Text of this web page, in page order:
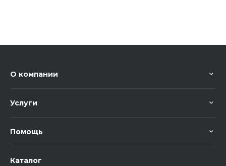
О компании
Услуги
Помощь
Каталог